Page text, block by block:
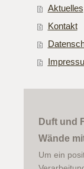
Aktuelles
Kontakt
Duft und
Wände
Um ein